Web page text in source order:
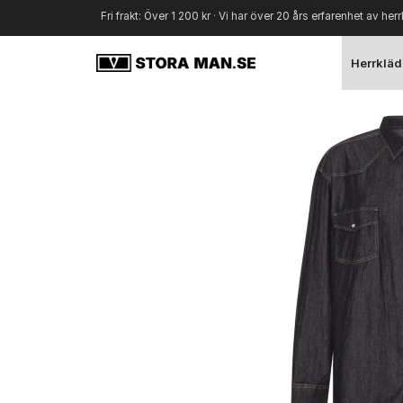
Fri frakt: Över 1 200 kr · Vi har över 20 års erfarenhet av